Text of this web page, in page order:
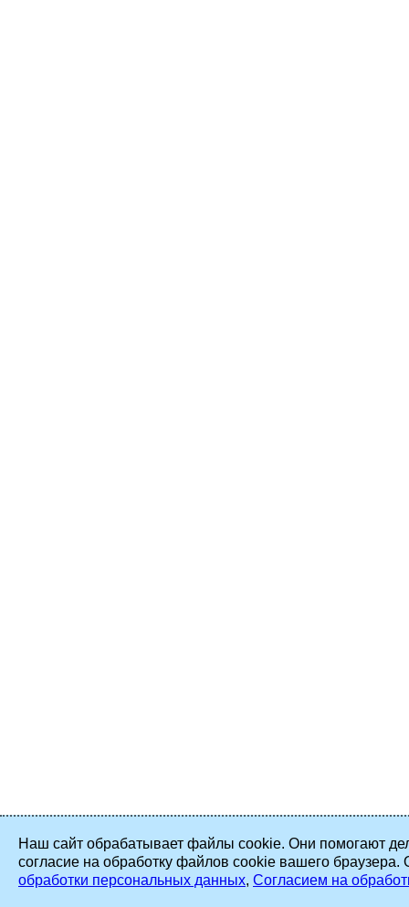
Наш сайт обрабатывает файлы cookie. Они помогают
согласие на обработку файлов cookie вашего
обработки персональных данных, Согласием на